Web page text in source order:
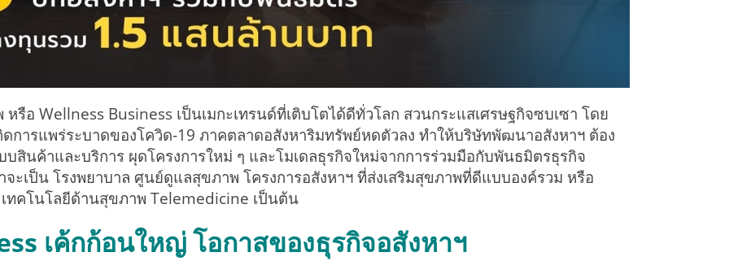
รือ Wellness Business เป็นเมกะเทรนด์ที่เติบโตได้ดีทั่วโลก สวนกระแสเศรษฐกิจซบเซา โดย
ดการแพร่ระบาดของโควิด-19 ภาคตลาดอสังหาริมทรัพย์หดตัวลง ทำให้บริษัทพัฒนาอสังหาฯ ต้อง
บสินค้าและบริการ ผุดโครงการใหม่ ๆ และโมเดลธุรกิจใหม่จากการร่วมมือกับพันธมิตรธุรกิจ
จะเป็น โรงพยาบาล ศูนย์ดูแลสุขภาพ โครงการอสังหาฯ ที่ส่งเสริมสุขภาพที่ดีแบบองค์รวม หรือ
ทคโนโลยีด้านสุขภาพ Telemedicine เป็นต้น
เค้กก้อนใหญ่ โอกาสของธุรกิจอสังหาฯ